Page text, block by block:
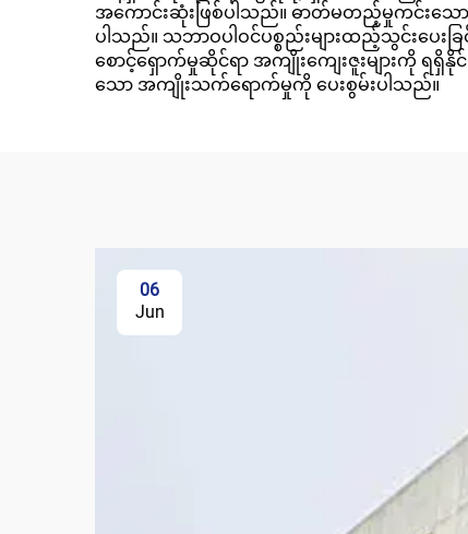
အကောင်းဆုံးဖြစ်ပါသည်။ ဓာတ်မတည့်မှုကင်းသေ
ပါသည်။ သဘာဝပါဝင်ပစ္စည်းများထည့်သွင်းပေး
စောင့်ရှောက်မှုဆိုင်ရာ အကျိုးကျေးဇူးများကို ရ
သော အကျိုးသက်ရောက်မှုကို ပေးစွမ်းပါသည်။
06
Jun